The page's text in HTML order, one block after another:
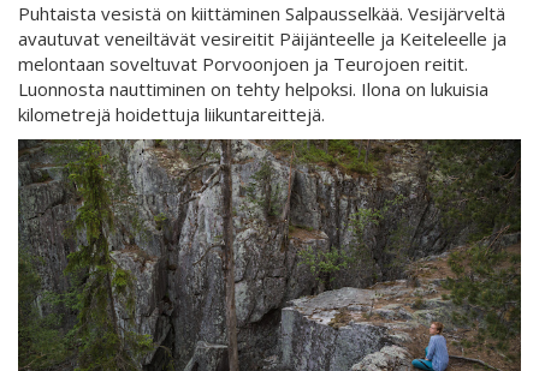
Puhtaista vesistä on kiittäminen Salpausselkää. Vesijärveltä
avautuvat veneiltävät vesireitit Päijänteelle ja Keiteleelle ja
melontaan soveltuvat Porvoonjoen ja Teurojoen reitit.
Luonnosta nauttiminen on tehty helpoksi. Ilona on lukuisia
kilometrejä hoidettuja liikuntareittejä.